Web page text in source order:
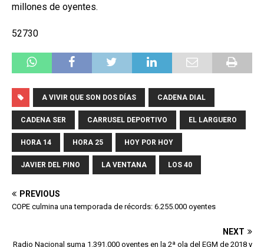
millones de oyentes.
52730
A VIVIR QUE SON DOS DÍAS CADENA DIAL
CADENA SER CARRUSEL DEPORTIVO EL LARGUERO
HORA 14 HORA 25 HOY POR HOY
JAVIER DEL PINO LA VENTANA LOS 40
PREVIOUS
COPE culmina una temporada de récords: 6.255.000 oyentes
NEXT
Radio Nacional suma 1.391.000 oyentes en la 2ª ola del EGM de 2018 y